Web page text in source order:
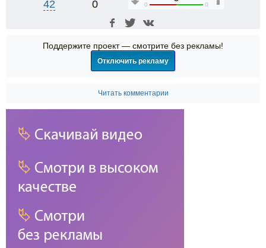
42 0 0 0
Поддержите проект — смотрите без рекламы!
Отключить рекламу
Читать комментарии